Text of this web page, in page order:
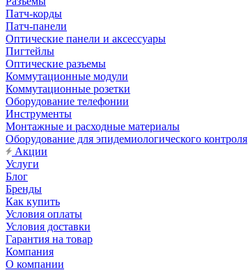
Патч-корды
Патч-панели
Оптические панели и аксессуары
Пигтейлы
Оптические разъемы
Коммутационные модули
Коммутационные розетки
Оборудование телефонии
Инструменты
Монтажные и расходные материалы
Оборудование для эпидемиологического контроля
Акции
Услуги
Блог
Бренды
Как купить
Условия оплаты
Условия доставки
Гарантия на товар
Компания
О компании